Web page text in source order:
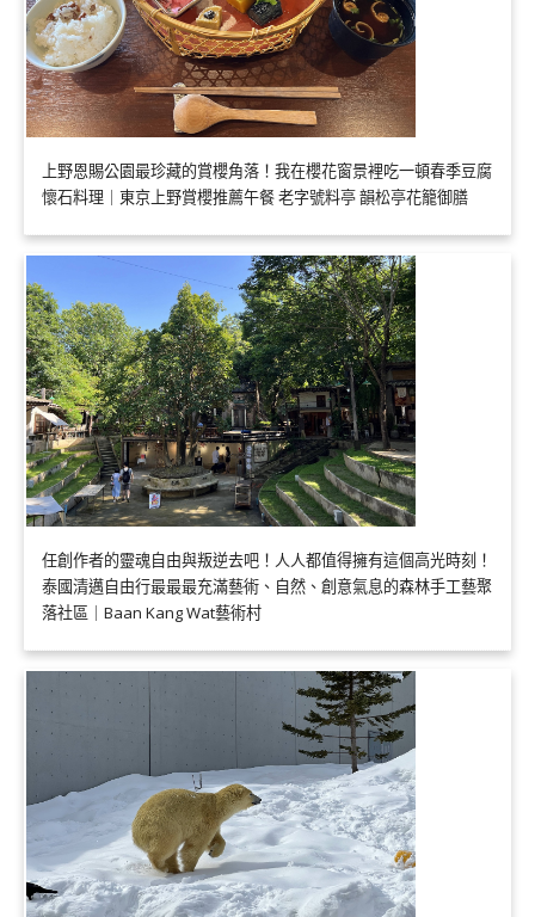
上野恩賜公園最珍藏的賞櫻角落！我在櫻花窗景裡吃一頓春季豆腐
懷石料理｜東京上野賞櫻推薦午餐 老字號料亭 韻松亭花籠御膳
任創作者的靈魂自由與叛逆去吧！人人都值得擁有這個高光時刻！
泰國清邁自由行最最最充滿藝術、自然、創意氣息的森林手工藝聚
落社區｜Baan Kang Wat藝術村